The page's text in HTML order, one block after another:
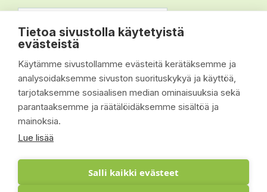
Tietoa sivustolla käytetyistä
evästeistä
Käytämme sivustollamme evästeitä kerätäksemme ja
analysoidaksemme sivuston suorituskykyä ja käyttöä,
tarjotaksemme sosiaalisen median ominaisuuksia sekä
parantaaksemme ja räätälöidäksemme sisältöä ja
mainoksia.
Lue lisää
Salli kaikki evästeet